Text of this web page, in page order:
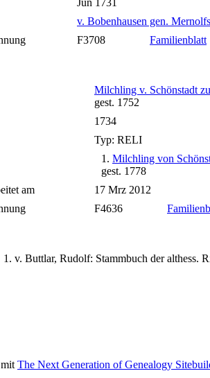
v. Bobenhausen gen.
F3708 Familienblatt
Milchling v. Schönstadt
gest. 1752
1734
Typ: RELI
1. Milchling von
gest. 1778
am
17 Mrz 2012
F4636
v. Buttlar, Rudolf: Stammbuch der althess.
The Next Generation of Genealogy